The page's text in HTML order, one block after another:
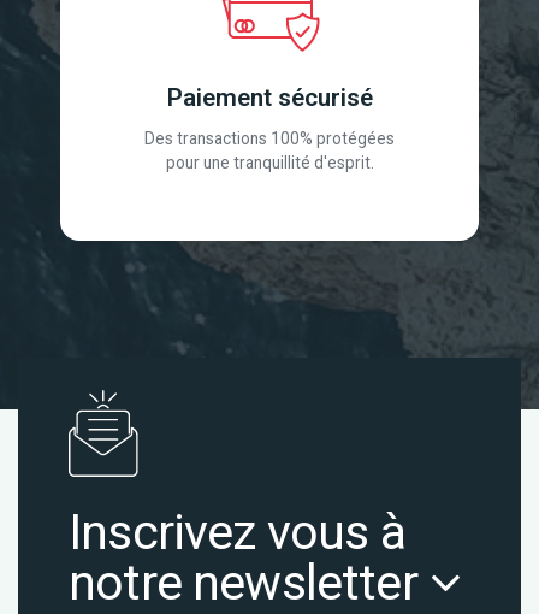
Paiement sécurisé
Des transactions 100% protégées
pour une tranquillité d'esprit.
Inscrivez vous à
notre newsletter